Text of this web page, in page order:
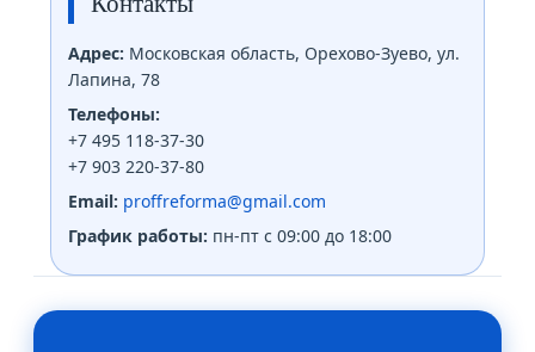
Адрес: Московская область, Орехово-Зуево, ул.
Лапина, 78
Телефоны:
+7 495 118-37-30
+7 903 220-37-80
Email: proffreforma@gmail.com
График работы: пн-пт с 09:00 до 18:00